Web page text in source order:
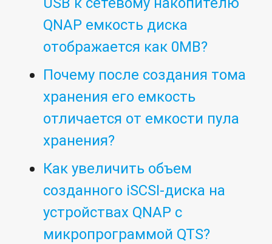
QNAP емкость диска
отображается как 0MB?
Почему после создания тома
хранения его емкость
отличается от емкости пула
хранения?
Как увеличить объем
созданного iSCSI-диска на
устройствах QNAP с
микропрограммой QTS?